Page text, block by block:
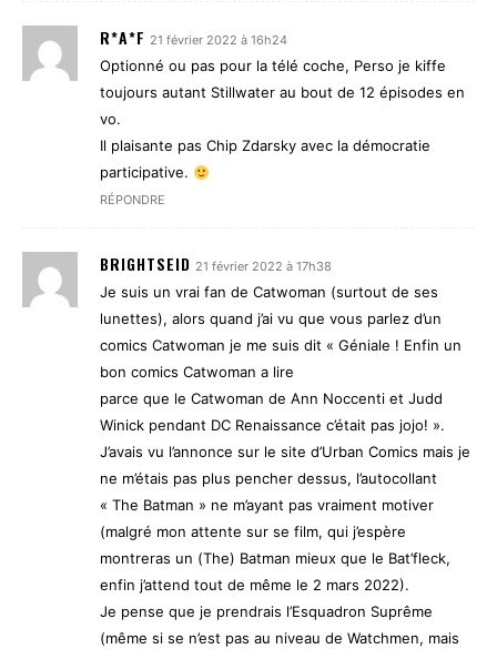
R*A*F 21 février 2022 à 16h24
Optionné ou pas pour la télé coche, Perso je kiffe
toujours autant Stillwater au bout de 12 épisodes en
vo.
Il plaisante pas Chip Zdarsky avec la démocratie
participative.
RÉPONDRE
BRIGHTSEID 21 février 2022 à 17h38
Je suis un vrai fan de Catwoman (surtout de ses
lunettes), alors quand j’ai vu que vous parlez d’un
comics Catwoman je me suis dit « Géniale ! Enfin un
bon comics Catwoman a lire
parce que le Catwoman de Ann Noccenti et Judd
Winick pendant DC Renaissance c’était pas jojo! ».
J’avais vu l’annonce sur le site d’Urban Comics mais je
ne m’étais pas plus pencher dessus, l’autocollant
« The Batman » ne m’ayant pas vraiment motiver
(malgré mon attente sur se film, qui j’espère
montreras un (The) Batman mieux que le Bat’fleck,
enfin j’attend tout de même le 2 mars 2022).
Je pense que je prendrais l’Esquadron Suprême
(même si se n’est pas au niveau de Watchmen, mais